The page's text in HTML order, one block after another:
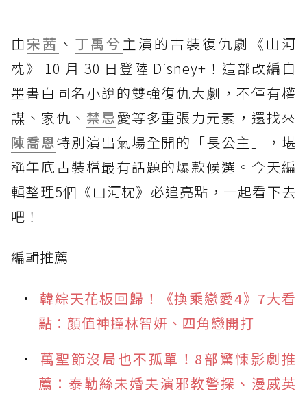
由宋茜 、 丁禹兮 主演的古裝復仇劇《山河
枕》 10 月 30 日登陸 Disney+！這部改編自
墨書白同名小說的雙強復仇大劇，不僅有權
謀、家仇、 禁忌愛等多重張力元素，還找來
陳喬恩特別演出氣場全開的「長公主」，堪
稱年底古裝檔最有話題的爆款候選。今天編
輯整理5個《山河枕》必追亮點，一起看下去
吧！
編輯推薦
韓綜天花板回歸！《換乘戀愛4》7大看
點：顏值神撞林智妍、四角戀開打
萬聖節沒局也不孤單！8部驚悚影劇推
薦：泰勒絲未婚夫演邪教警探、漫威英